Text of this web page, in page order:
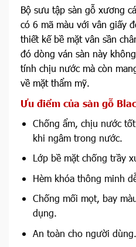
Bộ sưu tập sàn gỗ xương
có 6 mã màu với vân giấy
thiết kế bề mặt vân sần
đó dòng ván sàn này
tính chịu nước mà còn
về mặt thẩm mỹ.
Ưu điểm của sàn gỗ
Chống ẩm, chịu nước
khi ngâm trong nước.
Lớp bề mặt chống trầy
Hèm khóa thông minh
Chống mối mọt, bay
dụng.
An toàn cho người dùng.